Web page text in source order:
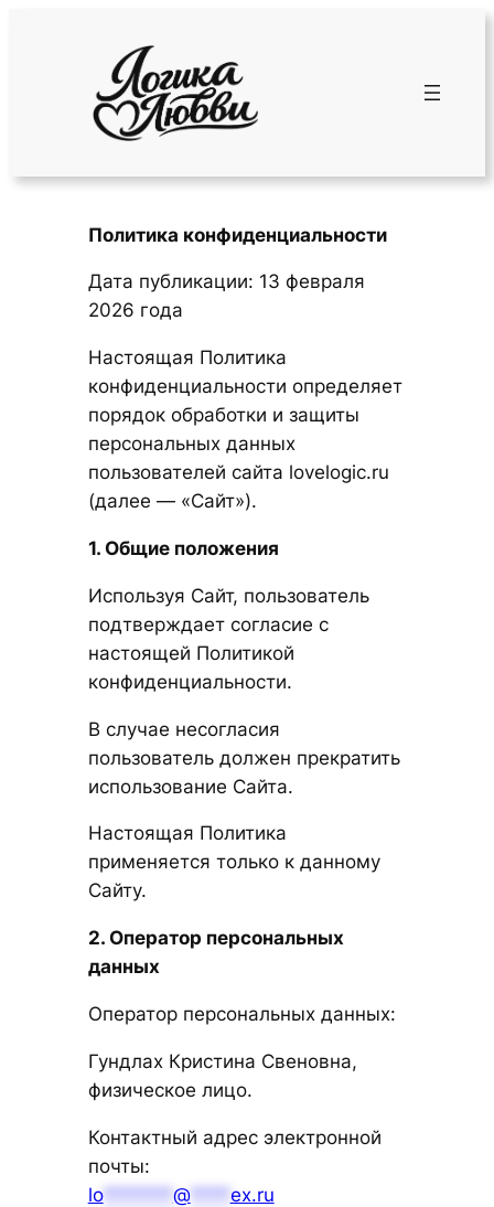
Политика конфиденциальности
Дата публикации: 13 февраля
2026 года
Настоящая Политика
конфиденциальности определяет
порядок обработки и защиты
персональных данных
пользователей сайта lovelogic.ru
(далее — «Сайт»).
1. Общие положения
Используя Сайт, пользователь
подтверждает согласие с
настоящей Политикой
конфиденциальности.
В случае несогласия
пользователь должен прекратить
использование Сайта.
Настоящая Политика
применяется только к данному
Сайту.
2. Оператор персональных
данных
Оператор персональных данных:
Гундлах Кристина Свеновна,
физическое лицо.
Контактный адрес электронной
почты:
lo******* @ ex.ru